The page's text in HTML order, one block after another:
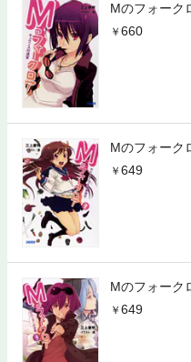
Mのフォーク
660
Mのフォーク
649
Mのフォー
649